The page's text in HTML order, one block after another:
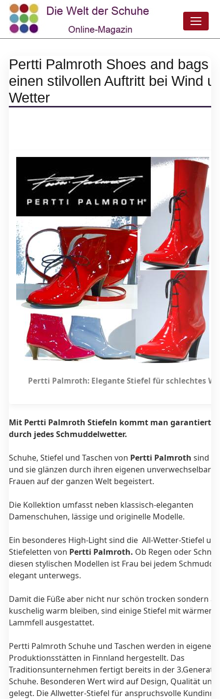
Pertti Palmroth Shoes and bags
einen stilvollen Auftritt bei Wind
Wetter
Pertti Palmroth: Elegante Stiefel für schlechtes
Mit Pertti Palmroth Stiefeln kommt man garantiert
durch jedes Schmuddelwetter.
Schuhe, Stiefel und Taschen von Pertti Palmroth sind
und sie glänzen durch ihren eigenen
Frauen auf der ganzen Welt begeistert.
Die Kollektion umfasst neben klassisch-eleganten
Damenschuhen, lässige und originelle Modelle.
Ein besonderes High-Light sind die All-Wetter-Stiefel
Stiefeletten von Pertti Palmroth. Ob Regen oder
diesen stylischen Modellen ist Frau bei jedem
elegant unterwegs.
Damit die Füße aber nicht nur schön trocken sondern
kuschelig warm bleiben, sind einige Stiefel mit
Lammfell ausgestattet.
Pertti Palmroth Schuhe und Taschen werden in eigenen
Produktionsstätten in Finnland hergestellt. Das
Traditionsunternehmen fertigt bereits in der
Schuhe. Besonderen Wert wird auf Design, Qualität
gelegt. Die Allwetter-Stiefel für anspruchsvolle